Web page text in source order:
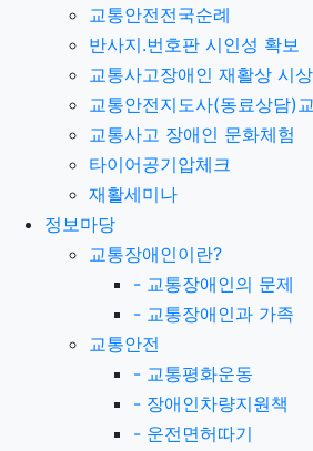
교통안전전국순례
반사지.번호판 시인성 확보
교통사고장애인 재활상 시
교통안전지도사(동료상담)
교통사고 장애인 문화체험
타이어공기압체크
재활세미나
정보마당
교통장애인이란?
- 교통장애인의 문제
- 교통장애인과 가족
교통안전
- 교통평화운동
- 장애인차량지원책
- 운전면허따기